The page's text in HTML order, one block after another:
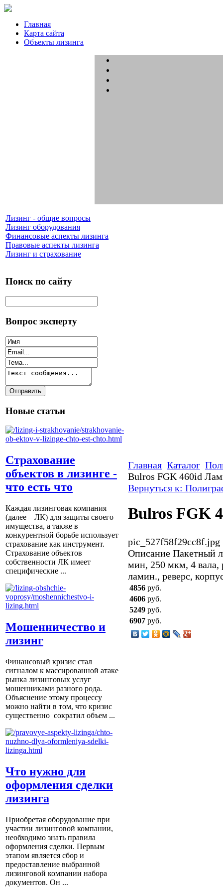
Главная
Карта сайта
Объекты лизинга
Лизинг - общие вопросы
Лизинг оборудования
Финансовые аспекты лизинга
Правовые аспекты лизинга
Лизинг и страхование
Поиск по сайту
Вопрос эксперту
Новые статьи
Страхование
объектов в лизинге -
что есть что
Каждая лизинговая компания
(далее – ЛК) для защиты своего
имущества, а также в
конкурентной борьбе использует
страхование как инструмент.
Страхование объектов
собственности ЛК имеет
специфические ...
Мошенничество и
лизинг
Финансовый кризис стал
сигналом к массированной атаке
рынка лизинговых услуг
мошенниками разного рода.
Объяснение этому процессу
можно найти в том, что кризис
существенно сократил объем ...
Что нужно для
оформления сделки
лизинга
Приобретая оборудование при
участии лизинговой компании,
необходимо знать правила
оформления сделки. Первым
этапом является сбор и
предоставление выбранной
лизинговой компании набора
документов. Он ...
Главная Каталог
Bulros FGK 460id
Вернуться к:
Bulros FGK
pic_527f58f29cc8f.jpg
Описание Пакетный
мин, 250 мкм, 4 вала,
ламин., реверс,
4856 руб.
4606 руб.
5249 руб.
6907 руб.